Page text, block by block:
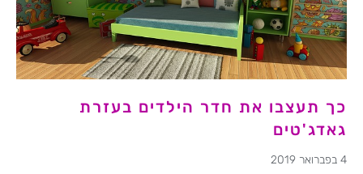
כך תעצבו את חדר הילדים בעזרת
גאדג'טים
4 בפברואר 2019